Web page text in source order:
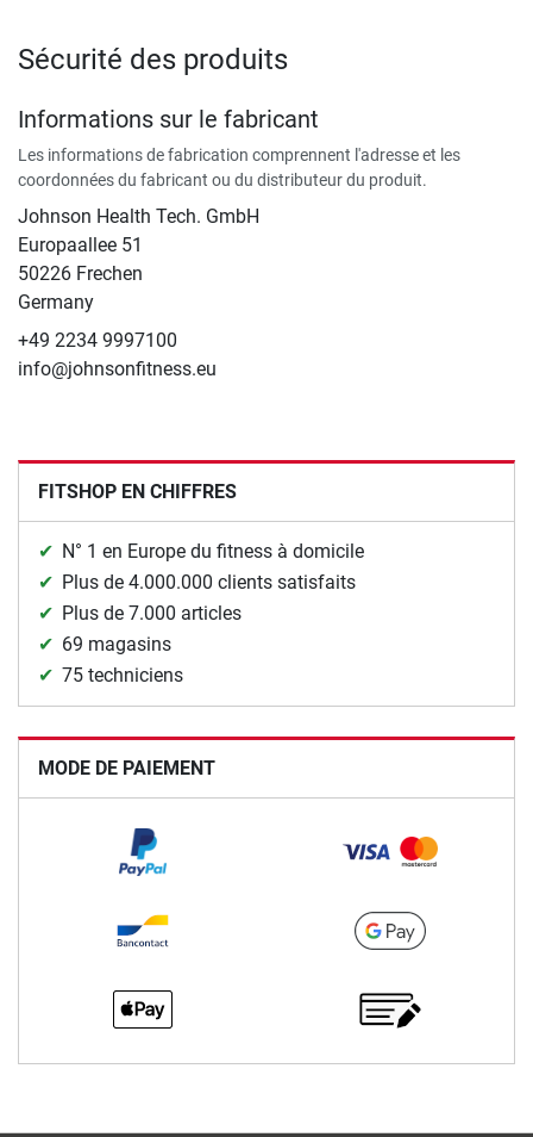
Sécurité des produits
Informations sur le fabricant
Les informations de fabrication comprennent l'adresse et les
coordonnées du fabricant ou du distributeur du produit.
Johnson Health Tech. GmbH
Europaallee 51
50226 Frechen
Germany
+49 2234 9997100
info@johnsonfitness.eu
FITSHOP EN CHIFFRES
N° 1 en Europe du fitness à domicile
Plus de 4.000.000 clients satisfaits
Plus de 7.000 articles
69 magasins
75 techniciens
MODE DE PAIEMENT